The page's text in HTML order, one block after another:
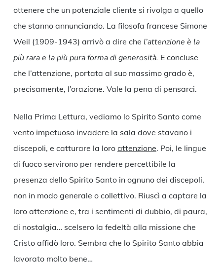
ottenere che un potenziale cliente si rivolga a quello
che stanno annunciando. La filosofa francese Simone
Weil (1909-1943) arrivò a dire che l’attenzione è la
più rara e la più pura forma di generosità. E concluse
che l’attenzione, portata al suo massimo grado è,
precisamente, l’orazione. Vale la pena di pensarci.
Nella Prima Lettura, vediamo lo Spirito Santo come
vento impetuoso invadere la sala dove stavano i
discepoli, e catturare la loro attenzione. Poi, le lingue
di fuoco servirono per rendere percettibile la
presenza dello Spirito Santo in ognuno dei discepoli,
non in modo generale o collettivo. Riuscì a captare la
loro attenzione e, tra i sentimenti di dubbio, di paura,
di nostalgia… scelsero la fedeltà alla missione che
Cristo affidò loro. Sembra che lo Spirito Santo abbia
lavorato molto bene…